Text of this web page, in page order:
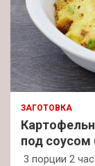
ЗАГОТОВКА
под
3 порции 2